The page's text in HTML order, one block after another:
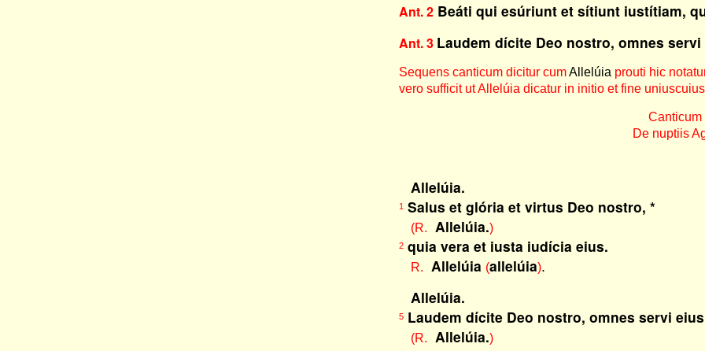
Ant. 2 Beáti qui esúriunt et sítiunt iustítiam,
Ant. 3 Laudem dícite Deo nostro, omnes
Sequens canticum dicitur cumAllelúia prouti hic
vero sufficit ut Allelúia dicatur in initio et fine
Canticum
De nuptiis
Allelúia.
1 Salus et glória et virtus Deo nostro, *
(R. Allelúia.)
2 quia vera et iusta iudícia eius.
R. Allelúia (allelúia).
Allelúia.
5 Laudem dícite Deo nostro, omnes servi
(R. Allelúia.)